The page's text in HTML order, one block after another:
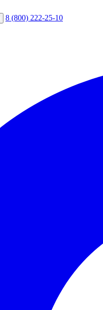
8 (800) 222-25-10